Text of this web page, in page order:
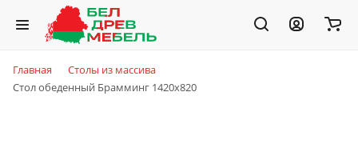
Главная
Столы из массива
Стол обеденный Брамминг 1420х820